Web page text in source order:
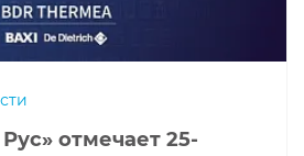
отмечает 25-